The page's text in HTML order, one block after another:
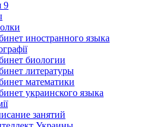
9
иностранного языка
биологии
литературы
математики
украинского языка
занятий